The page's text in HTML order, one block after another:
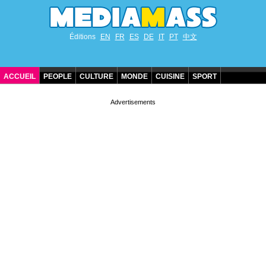
Éditions EN FR ES DE IT PT 中文
ACCUEIL PEOPLE CULTURE MONDE CUISINE SPORT